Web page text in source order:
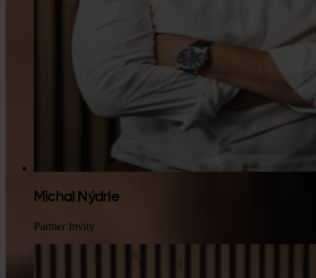
Michal Nýdrle
Partner Invity